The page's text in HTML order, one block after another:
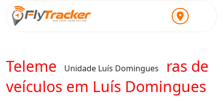
Unidade Luís Domingues
Telemetria para locadoras de
veículos em Luís Domingues